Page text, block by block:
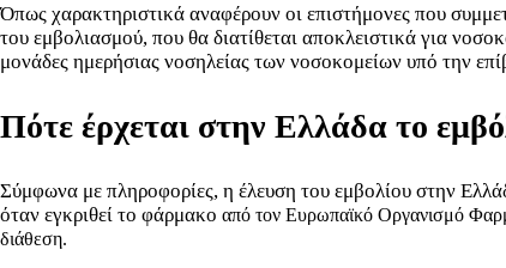
Όπως χαρακτηριστικά αναφέρουν οι επιστήμονες που
του εμβολιασμού, που θα διατίθεται αποκλειστικά για
μονάδες ημερήσιας νοσηλείας των νοσοκομείων υπό την
Πότε έρχεται στην Ελλάδα το
Σύμφωνα με πληροφορίες, η έλευση του εμβολίου στην
όταν εγκριθεί το φάρμακο από τον Ευρωπαϊκό Οργανισμό
διάθεση.